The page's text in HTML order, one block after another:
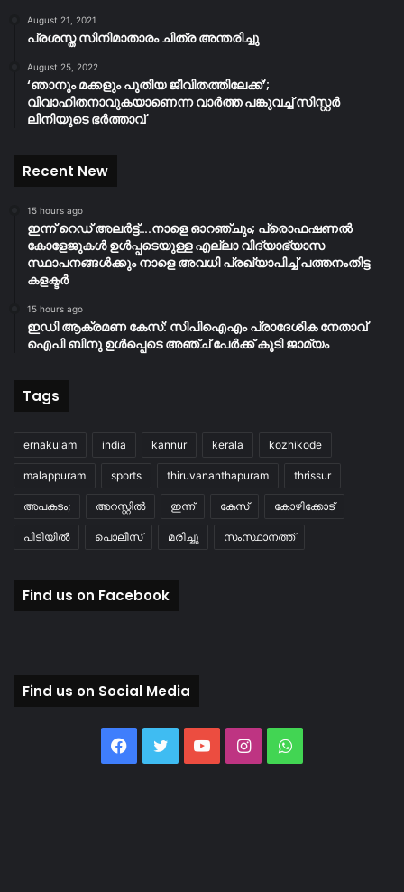
August 21, 2021
പ്രശസ്ത സിനിമാതാരം ചിത്ര അന്തരിച്ചു
August 25, 2022
‘ഞാനും മക്കളും പുതിയ ജീവിതത്തിലേക്ക്’;
വിവാഹിതനാവുകയാണെന്ന വാർത്ത പങ്കുവച്ച് സിസ്റ്റർ
ലിനിയുടെ ഭർത്താവ്
Recent New
15 hours ago
ഇന്ന് റെഡ് അലർട്ട്….നാളെ ഓറഞ്ചും; പ്രൊഫഷണൽ
കോളേജുകൾ ഉൾപ്പടെയുള്ള എല്ലാ വിദ്യാഭ്യാസ
സ്ഥാപനങ്ങൾക്കും നാളെ അവധി പ്രഖ്യാപിച്ച് പത്തനംതിട്ട
കളക്ടർ
15 hours ago
ഇഡി ആക്രമണ കേസ്: സിപിഐഎം പ്രാദേശിക നേതാവ്
ഐപി ബിനു ഉൾപ്പെടെ അഞ്ച് പേർക്ക് കൂടി ജാമ്യം
Tags
ernakulam india kannur kerala kozhikode
malappuram sports thiruvananthapuram thrissur
അപകടം; അറസ്റ്റിൽ ഇന്ന് കേസ് കോഴിക്കോട്
പിടിയിൽ പൊലീസ് മരിച്ചു സംസ്ഥാനത്ത്
Find us on Facebook
Find us on Social Media
Facebook
TwitterYouTubeInstagramWhatsApp